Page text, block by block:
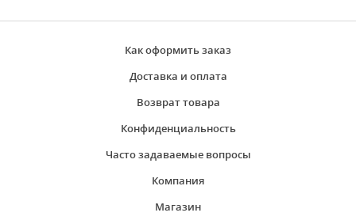
Как оформить заказ
Доставка и оплата
Возврат товара
Конфиденциальность
Часто задаваемые вопросы
Компания
Магазин